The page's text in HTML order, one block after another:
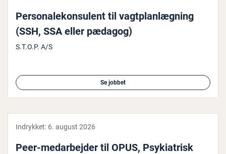
Per­so­na­le­kon­su­lent til vagt­plan­læg­ning
(SSH, SSA eller pædagog)
S.T.O.P. A/S
Se jobbet
Indrykket: 6. august 2026
Peer-me­d­ar­bej­der til OPUS, Psy­ki­a­trisk